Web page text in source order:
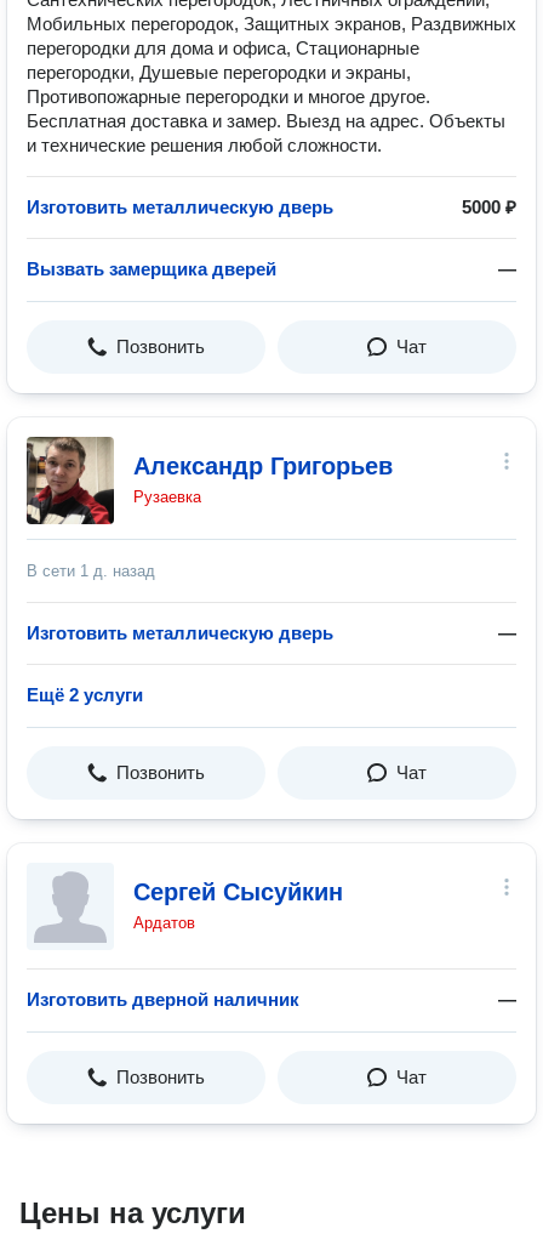
Мобильных перегородок, Защитных экранов, Раздвижных
перегородки для дома и офиса, Стационарные
перегородки, Душевые перегородки и экраны,
Противопожарные перегородки и многое другое.
Бесплатная доставка и замер. Выезд на адрес. Объекты
и технические решения любой сложности.
Изготовить металлическую дверь 5000 ₽
Вызвать замерщика дверей —
Позвонить Чат
Александр Григорьев
Рузаевка
В сети 1 д. назад
Изготовить металлическую дверь —
Ещё 2 услуги
Позвонить Чат
Сергей Сысуйкин
Ардатов
Изготовить дверной наличник —
Позвонить Чат
Цены на услуги